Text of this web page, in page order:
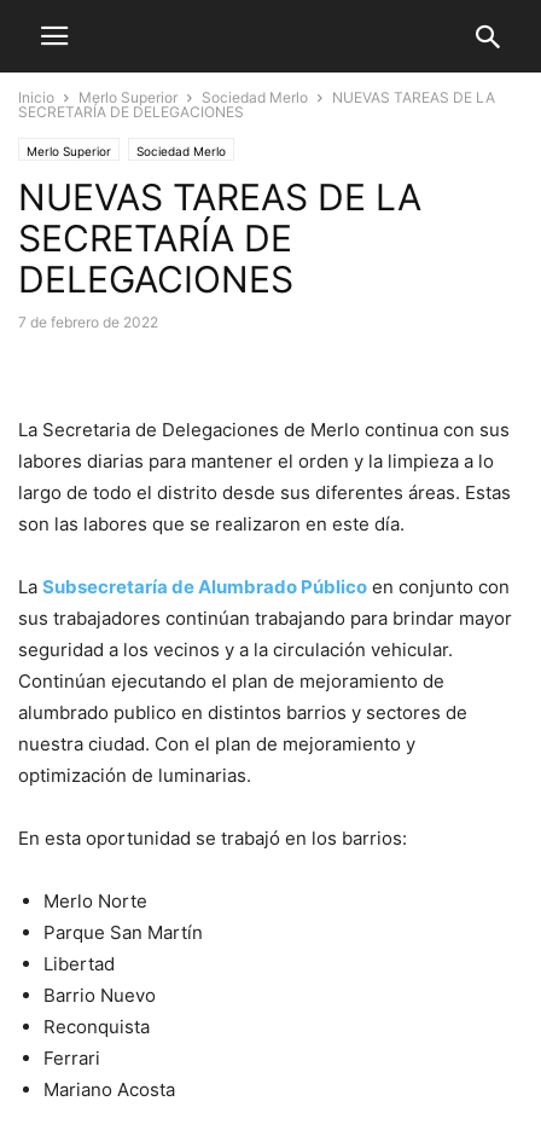
Inicio Merlo Superior Sociedad Merlo
NUEVAS TAREAS DE LA
SECRETARÍA DE DELEGACIONES
Merlo Superior Sociedad Merlo
NUEVAS TAREAS DE LA
SECRETARÍA DE
DELEGACIONES
7 de febrero de 2022
La Secretaria de Delegaciones de Merlo continua con sus
labores diarias para mantener el orden y la limpieza a lo
largo de todo el distrito desde sus diferentes áreas. Estas
son las labores que se realizaron en este día.
La Subsecretaría de Alumbrado Público en conjunto con
sus trabajadores continúan trabajando para brindar mayor
seguridad a los vecinos y a la circulación vehicular.
Continúan ejecutando el plan de mejoramiento de
alumbrado publico en distintos barrios y sectores de
nuestra ciudad. Con el plan de mejoramiento y
optimización de luminarias.
En esta oportunidad se trabajó en los barrios:
Merlo Norte
Parque San Martín
Libertad
Barrio Nuevo
Reconquista
Ferrari
Mariano Acosta